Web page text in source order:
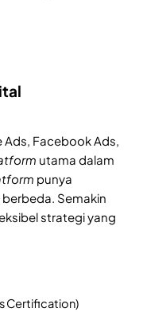
Ads, Facebook Ads,
utama dalam
punya
Semakin
strategi yang
Certification)